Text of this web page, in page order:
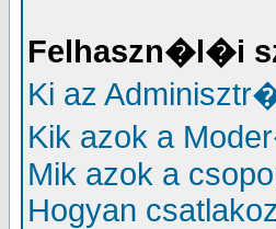
Felhaszn�l�i
Ki az
Kik azok a
Mik azok a
Hogyan